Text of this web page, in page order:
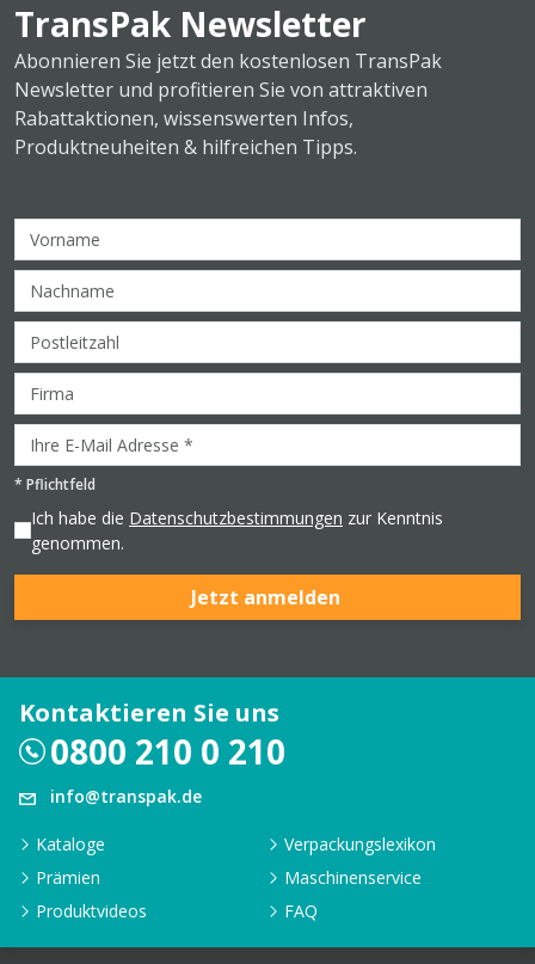
TransPak Newsletter
Abonnieren Sie jetzt den kostenlosen TransPak
Newsletter und profitieren Sie von attraktiven
Rabattaktionen, wissenswerten Infos,
Produktneuheiten & hilfreichen Tipps.
* Pflichtfeld
Ich habe die Datenschutzbestimmungen zur Kenntnis
genommen.
Jetzt anmelden
Kontaktieren Sie uns
0800 210 0 210
info@transpak.de
Kataloge
Verpackungslexikon
Prämien
Maschinenservice
Produktvideos
FAQ